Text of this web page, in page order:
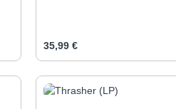
den gewünschten
Regulärer Preis:
35,99 €
Produkt Anzahl: